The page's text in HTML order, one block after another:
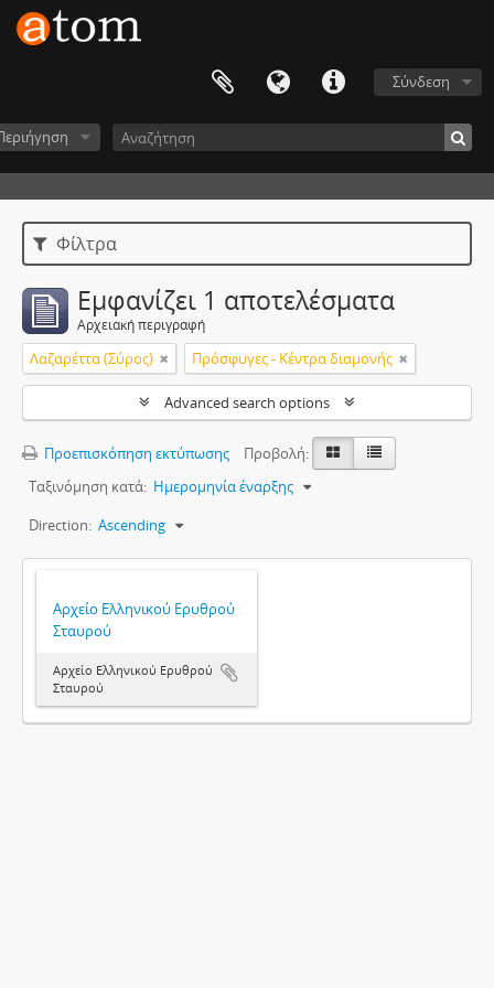
Σύνδεση
Φίλτρα
Εμφανίζει 1 αποτελέσματα
Αρχειακή περιγραφή
Λαζαρέττα (Σύρος) Πρόσφυγες - Κέντρα διαμονής
Advanced search options
Προεπισκόπηση εκτύπωσης
Προβολή:
Ταξινόμηση κατά: Ημερομηνία έναρξης
Direction: Ascending
Αρχείο Ελληνικού Ερυθρού
Σταυρού
Αρχείο Ελληνικού Ερυθρού
Σταυρού